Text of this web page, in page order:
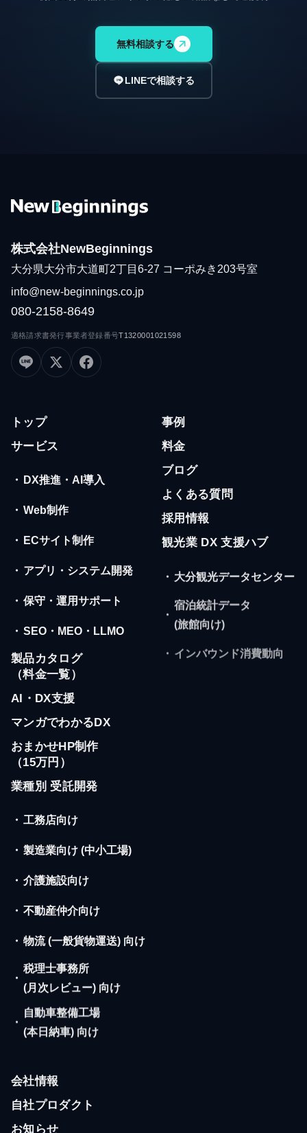
無料相談する
LINEで相談する
株式会社NewBeginnings
大分県大分市大道町2丁目6-27 コーポみき203号室
info@new-beginnings.co.jp
080-2158-8649
適格請求書発行事業者登録番号T1320001021598
トップ
サービス
・ DX推進・AI導入
・ Web制作
・ ECサイト制作
・ アプリ・システム開発
・ 保守・運用サポート
・ SEO・MEO・LLMO
製品カタログ
（料金一覧）
AI・DX支援
マンガでわかるDX
おまかせHP制作
（15万円）
業種別 受託開発
・ 工務店向け
・ 製造業向け (中小工場)
・ 介護施設向け
・ 不動産仲介向け
・ 物流 (一般貨物運送) 向け
・
税理士事務所
(月次レビュー) 向け
・
自動車整備工場
(本日納車) 向け
事例
料金
ブログ
よくある質問
採用情報
観光業 DX 支援ハブ
・ 大分観光データセンター
・
宿泊統計データ
(旅館向け)
・ インバウンド消費動向
会社情報
自社プロダクト
お知らせ